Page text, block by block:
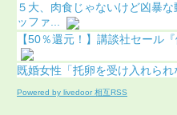
５大、肉食じゃないけど凶暴
ッファ...
【50％還元！】講談社セール
既婚女性「托卵を受け入れられ
Powered by livedoor 相互RSS